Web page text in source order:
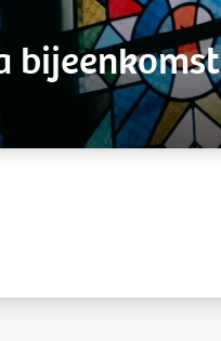
bijeenkomst